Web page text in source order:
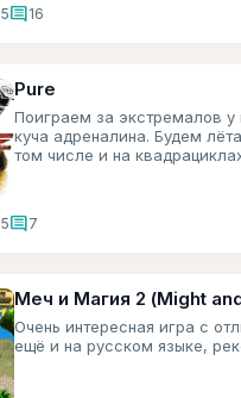
5comment16
Pure
Поиграем за экстремалов у
куча адреналина. Будем
том числе и на
5comment7
Меч и Магия 2 (Might
Очень интересная игра с
ещё и на русском языке,